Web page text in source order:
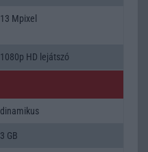
13 Mpixel
1080p HD lejátszó
dinamikus
3 GB